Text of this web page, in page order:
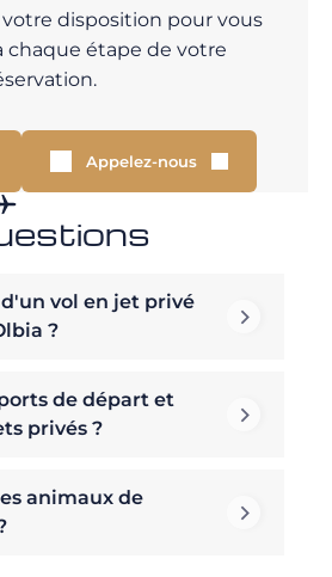
disposition pour vous
chaque étape de votre
Appelez-nous
vol en jet privé
?
de départ et
privés ?
animaux de